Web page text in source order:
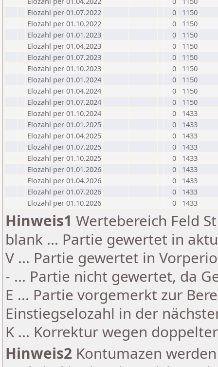
Elozahl per 01.07.2022
0
1150
Elozahl per 01.10.2022
0
1150
Elozahl per 01.01.2023
0
1150
Elozahl per 01.04.2023
0
1150
Elozahl per 01.07.2023
0
1150
Elozahl per 01.10.2023
0
1150
Elozahl per 01.01.2024
0
1150
Elozahl per 01.04.2024
0
1150
Elozahl per 01.07.2024
0
1150
Elozahl per 01.10.2024
0
1433
Elozahl per 01.01.2025
0
1433
Elozahl per 01.04.2025
0
1433
Elozahl per 01.07.2025
0
1433
Elozahl per 01.10.2025
0
1433
Elozahl per 01.01.2026
0
1433
Elozahl per 01.04.2026
0
1433
Elozahl per 01.07.2026
0
1433
Elozahl per 01.10.2026
0 1433
Hinweis1 Wertebereich Feld
blank ... Partie gewertet in
V ... Partie gewertet in
- ... Partie nicht gewertet, da
E ... Partie vorgemerkt zur
Einstiegselozahl in der
K ... Korrektur wegen
Hinweis2 Kontumazen